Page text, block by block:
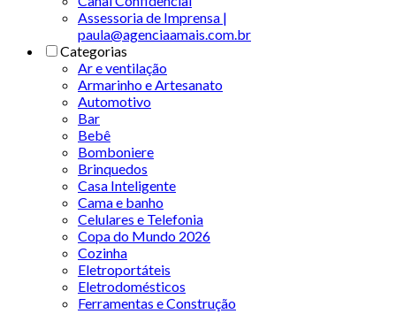
Assessoria de Imprensa |
paula@agenciaamais.com.br
Categorias
Ar e ventilação
Armarinho e Artesanato
Automotivo
Bar
Bebê
Bomboniere
Brinquedos
Casa Inteligente
Cama e banho
Celulares e Telefonia
Copa do Mundo 2026
Cozinha
Eletroportáteis
Eletrodomésticos
Ferramentas e Construção